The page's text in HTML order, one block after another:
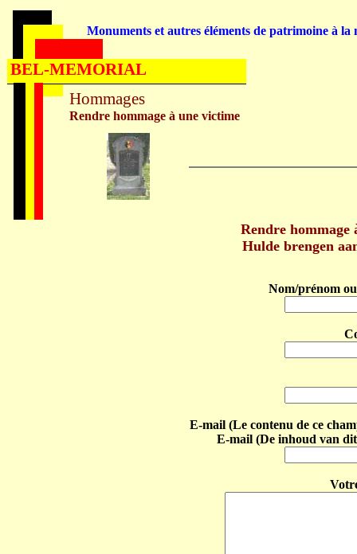
Rendre
Hulde brengen
Nom/prénom
E-mail (Le contenu de ce
E-mail (De inhoud van
Hommages
Rendre hommage à une victime
Monuments et autres éléments de patrimoine à la
BEL-MEMORIAL